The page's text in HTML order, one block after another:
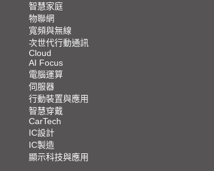
智慧家庭
物聯網
寬頻與無線
次世代行動通訊
Cloud
AI Focus
電腦運算
伺服器
行動裝置與應用
智慧穿戴
CarTech
IC設計
IC製造
顯示科技與應用